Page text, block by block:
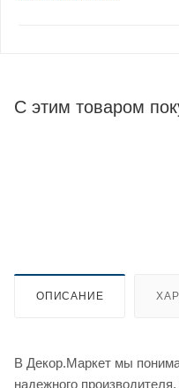
С этим товаром
ОПИСАНИЕ
В Декор.Маркет мы
надежного